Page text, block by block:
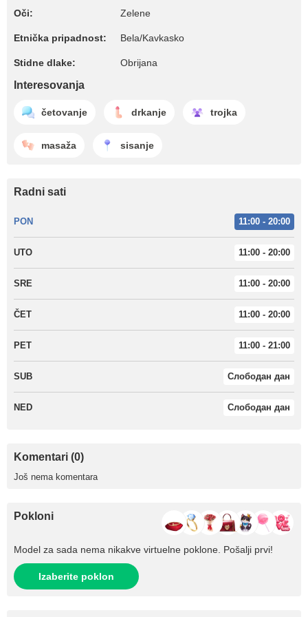
Oči: Zelene
Etnička pripadnost: Bela/Kavkasko
Stidne dlake: Obrijana
Interesovanja
četovanje drkanje trojka
masaža sisanje
Radni sati
PON 11:00 - 20:00
UTO 11:00 - 20:00
SRE 11:00 - 20:00
ČET 11:00 - 20:00
PET 11:00 - 21:00
SUB Слободан дан
NED Слободан дан
Komentari (0)
Još nema komentara
Pokloni
Model za sada nema nikakve virtuelne poklone. Pošalji prvi!
Izaberite poklon